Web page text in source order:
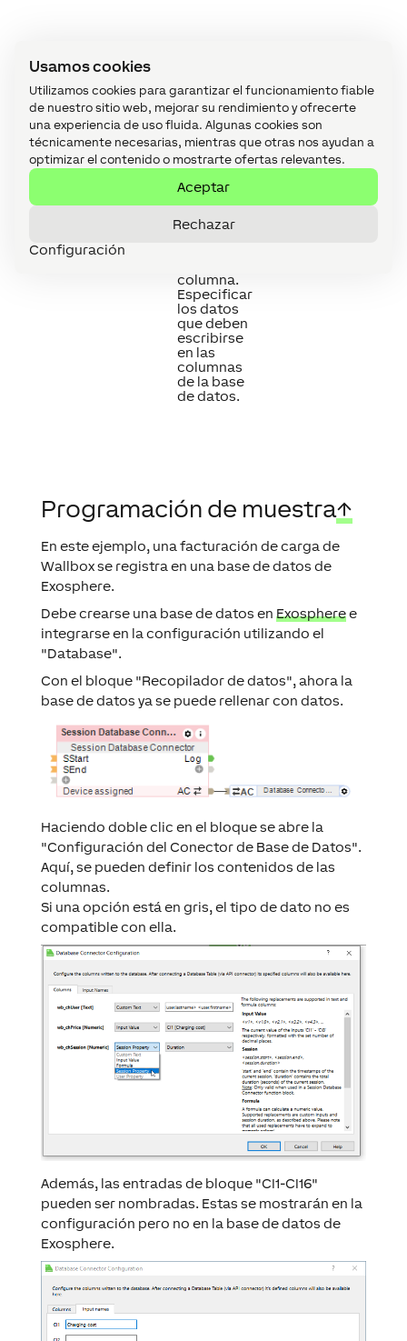
Usamos cookies
Utilizamos cookies para garantizar el funcionamiento fiable
de nuestro sitio web, mejorar su rendimiento y ofrecerte
una experiencia de uso fluida. Algunas cookies son
técnicamente necesarias, mientras que otras nos ayudan a
optimizar el contenido o mostrarte ofertas relevantes.
Aceptar
Rechazar
Configuración
Propiedades↑
defecto
de la
columna.
Especificar
los datos
que deben
escribirse
en las
columnas
de la base
de datos.
Programación de muestra↑
En este ejemplo, una facturación de carga de
Wallbox se registra en una base de datos de
Exosphere.
Debe crearse una base de datos en Exospheree
integrarse en la configuración utilizando el
"Database".
Con el bloque "Recopilador de datos", ahora la
base de datos ya se puede rellenar con datos.
Haciendo doble clic en el bloque se abre la
"Configuración del Conector de Base de Datos".
Aquí, se pueden definir los contenidos de las
columnas.
Si una opción está en gris, el tipo de dato no es
compatible con ella.
Además, las entradas de bloque "CI1-CI16"
pueden ser nombradas. Estas se mostrarán en la
configuración pero no en la base de datos de
Exosphere.